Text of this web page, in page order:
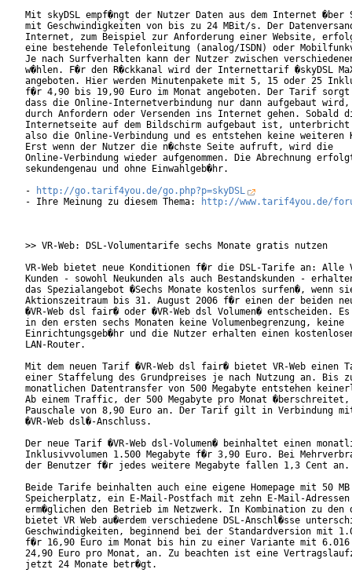
Mit skyDSL empf�ngt der Nutzer Daten aus dem Internet
mit Geschwindigkeiten von bis zu 24 MBit/s. Der
Internet, zum Beispiel zur Anforderung einer Website,
eine bestehende Telefonleitung (analog/ISDN) oder
Je nach Surfverhalten kann der Nutzer zwischen
w�hlen. F�r den R�ckkanal wird der Internettarif �skyDSL
angeboten. Hier werden Minutenpakete mit 5, 15 oder 25
f�r 4,90 bis 19,90 Euro im Monat angeboten. Der Tarif
dass die Online-Internetverbindung nur dann aufgebaut wird,
durch Anfordern oder Versenden ins Internet gehen. Sobald
Internetseite auf dem Bildschirm aufgebaut ist, unterbricht
also die Online-Verbindung und es entstehen keine weiteren
Erst wenn der Nutzer die n�chste Seite aufruft, wird die
Online-Verbindung wieder aufgenommen. Die Abrechnung
sekundengenau und ohne Einwahlgeb�hr.
-
http://go.tarif4you.de/go.php?p=skyDSL
- Ihre Meinung zu diesem Thema:
http://www.tarif4you.de/
>> VR-Web: DSL-Volumentarife sechs Monate gratis nutzen
VR-Web bietet neue Konditionen f�r die DSL-Tarife an: Alle
Kunden - sowohl Neukunden als auch Bestandskunden -
das Spezialangebot �Sechs Monate kostenlos surfen�, wenn
Aktionszeitraum bis 31. August 2006 f�r einen der beiden
�VR-Web dsl fair� oder �VR-Web dsl Volumen� entscheiden.
in den ersten sechs Monaten keine Volumenbegrenzung, keine
Einrichtungsgeb�hr und die Nutzer erhalten einen
LAN-Router.
Mit dem neuen Tarif �VR-Web dsl fair� bietet VR-Web einen
einer Staffelung des Grundpreises je nach Nutzung an. Bis
monatlichen Datentransfer von 500 Megabyte entstehen
Ab einem Traffic, der 500 Megabyte pro Monat
Pauschale von 8,90 Euro an. Der Tarif gilt in Verbindung
�VR-Web dsl�-Anschluss.
Der neue Tarif �VR-Web dsl-Volumen� beinhaltet einen
Inklusivvolumen 1.500 Megabyte f�r 3,90 Euro. Bei
der Benutzer f�r jedes weitere Megabyte fallen 1,3 Cent an.
Beide Tarife beinhalten auch eine eigene Homepage mit 50 MB
Speicherplatz, ein E-Mail-Postfach mit zehn E-Mail-Adressen
erm�glichen den Betrieb im Netzwerk. In Kombination zu
bietet VR Web au�erdem verschiedene DSL-Anschl�sse
Geschwindigkeiten, beginnend bei der Standardversion mit
f�r 16,90 Euro im Monat bis hin zu einer Variante mit
24,90 Euro pro Monat, an. Zu beachten ist eine
jetzt 24 Monate betr�gt.